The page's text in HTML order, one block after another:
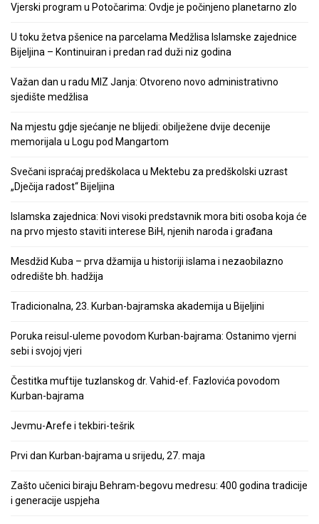
Vjerski program u Potočarima: Ovdje je počinjeno planetarno zlo
U toku žetva pšenice na parcelama Medžlisa Islamske zajednice
Bijeljina – Kontinuiran i predan rad duži niz godina
Važan dan u radu MIZ Janja: Otvoreno novo administrativno
sjedište medžlisa
Na mjestu gdje sjećanje ne blijedi: obilježene dvije decenije
memorijala u Logu pod Mangartom
Svečani ispraćaj predškolaca u Mektebu za predškolski uzrast
„Dječija radost“ Bijeljina
Islamska zajednica: Novi visoki predstavnik mora biti osoba koja će
na prvo mjesto staviti interese BiH, njenih naroda i građana
Mesdžid Kuba – prva džamija u historiji islama i nezaobilazno
odredište bh. hadžija
Tradicionalna, 23. Kurban-bajramska akademija u Bijeljini
Poruka reisul-uleme povodom Kurban-bajrama: Ostanimo vjerni
sebi i svojoj vjeri
Čestitka muftije tuzlanskog dr. Vahid-ef. Fazlovića povodom
Kurban-bajrama
Jevmu-Arefe i tekbiri-tešrik
Prvi dan Kurban-bajrama u srijedu, 27. maja
Zašto učenici biraju Behram-begovu medresu: 400 godina tradicije
i generacije uspjeha